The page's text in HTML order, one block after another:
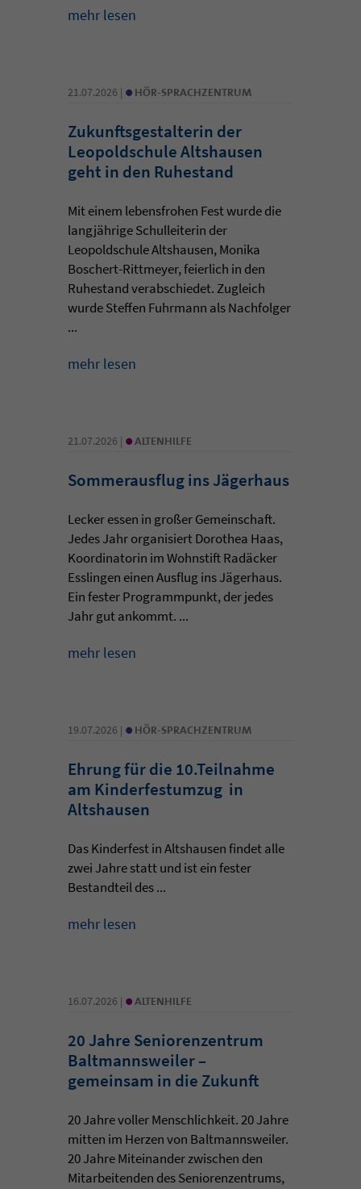
mehr lesen
21.07.2026 | • HÖR-SPRACHZENTRUM
Zukunftsgestalterin der
Leopoldschule Altshausen
geht in den Ruhestand
Mit einem lebensfrohen Fest wurde die
langjährige Schulleiterin der
Leopoldschule Altshausen, Monika
Boschert-Rittmeyer, feierlich in den
Ruhestand verabschiedet. Zugleich
wurde Steffen Fuhrmann als Nachfolger
...
mehr lesen
21.07.2026 | • ALTENHILFE
Sommerausflug ins Jägerhaus
Lecker essen in großer Gemeinschaft.
Jedes Jahr organisiert Dorothea Haas,
Koordinatorin im Wohnstift Radäcker
Esslingen einen Ausflug ins Jägerhaus.
Ein fester Programmpunkt, der jedes
Jahr gut ankommt. ...
mehr lesen
19.07.2026 | • HÖR-SPRACHZENTRUM
Ehrung für die 10.Teilnahme
am Kinderfestumzug in
Altshausen
Das Kinderfest in Altshausen findet alle
zwei Jahre statt und ist ein fester
Bestandteil des ...
mehr lesen
16.07.2026 | • ALTENHILFE
20 Jahre Seniorenzentrum
Baltmannsweiler –
gemeinsam in die Zukunft
20 Jahre voller Menschlichkeit. 20 Jahre
mitten im Herzen von Baltmannsweiler.
20 Jahre Miteinander zwischen den
Mitarbeitenden des Seniorenzentrums,